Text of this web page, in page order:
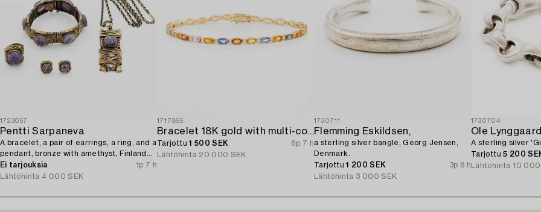
1723057
Pentti Sarpaneva
A bracelet, a pair of earrings, a ring, and a
pendant, bronze with amethyst, Finland
1960s.
Ei tarjouksia
1p 7 h
Lähtöhinta 4 000 SEK
1717855
Bracelet 18K gold with multi-coloured sapphires and round brilliant-cut diamonds.
Tarjottu1 500 SEK
6p 7 h
Lähtöhinta 20 000 SEK
1730711
Flemming Eskildsen,
a sterling silver bangle, Georg Jensen,
Denmark.
Tarjottu1 200 SEK
3p 8 h
Lähtöhinta 3 000 SEK
1730704
Ole
A sterling silver
Tarjottu5 200
Lähtöhinta 10 000